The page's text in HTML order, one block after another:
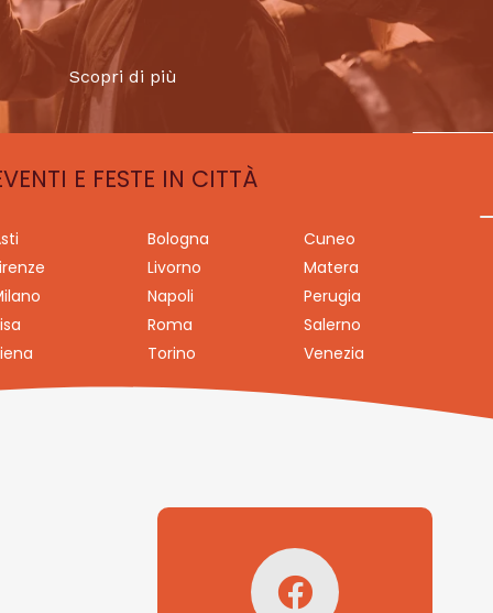
Scopri di più
E FESTE IN CITTÀ
Bologna
Cuneo
Livorno
Matera
Napoli
Perugia
Roma
Salerno
Torino Venezia
Seguici su